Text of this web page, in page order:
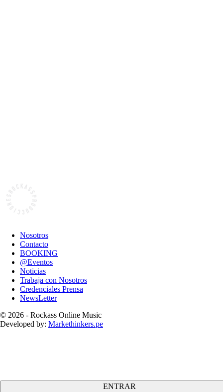
Nosotros
Contacto
BOOKING
@Eventos
Noticias
Trabaja con Nosotros
Credenciales Prensa
NewsLetter
© 2026 - Rockass Online Music
Developed by: Markethinkers.pe
ENTRAR